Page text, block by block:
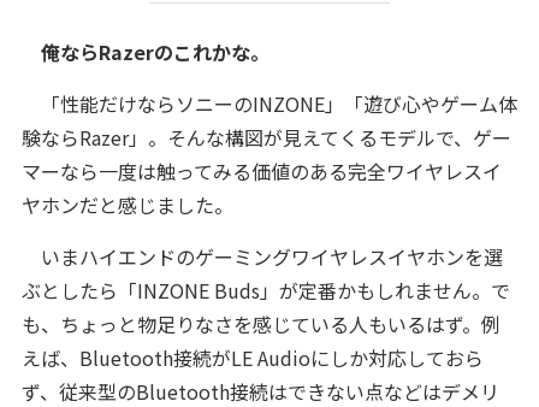
俺ならRazerのこれかな。
「性能だけならソニーのINZONE」「遊び心やゲーム体
験ならRazer」。そんな構図が見えてくるモデルで、ゲー
マーなら一度は触ってみる価値のある完全ワイヤレスイ
ヤホンだと感じました。
いまハイエンドのゲーミングワイヤレスイヤホンを選
ぶとしたら「INZONE Buds」が定番かもしれません。で
も、ちょっと物足りなさを感じている人もいるはず。例
えば、Bluetooth接続がLE Audioにしか対応しておら
ず、従来型のBluetooth接続はできない点などはデメリ